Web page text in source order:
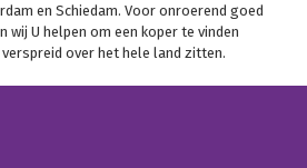
en Schiedam. Voor onroerend goed
wij U helpen om een koper te vinden
over het hele land zitten.